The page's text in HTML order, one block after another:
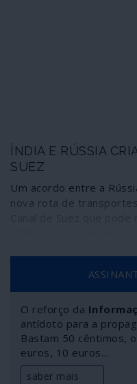
ÍNDIA E RÚSSIA
SUEZ
Um acordo entre a
nova rota de
O reforço da
antídoto para a
Bastam 50 cêntimos,
euros, 10 euros…
saber mais